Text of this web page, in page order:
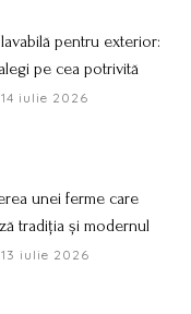
pentru exterior:
pe cea potrivită
14 iulie 2026
unei ferme care
tradiția și modernul
13 iulie 2026